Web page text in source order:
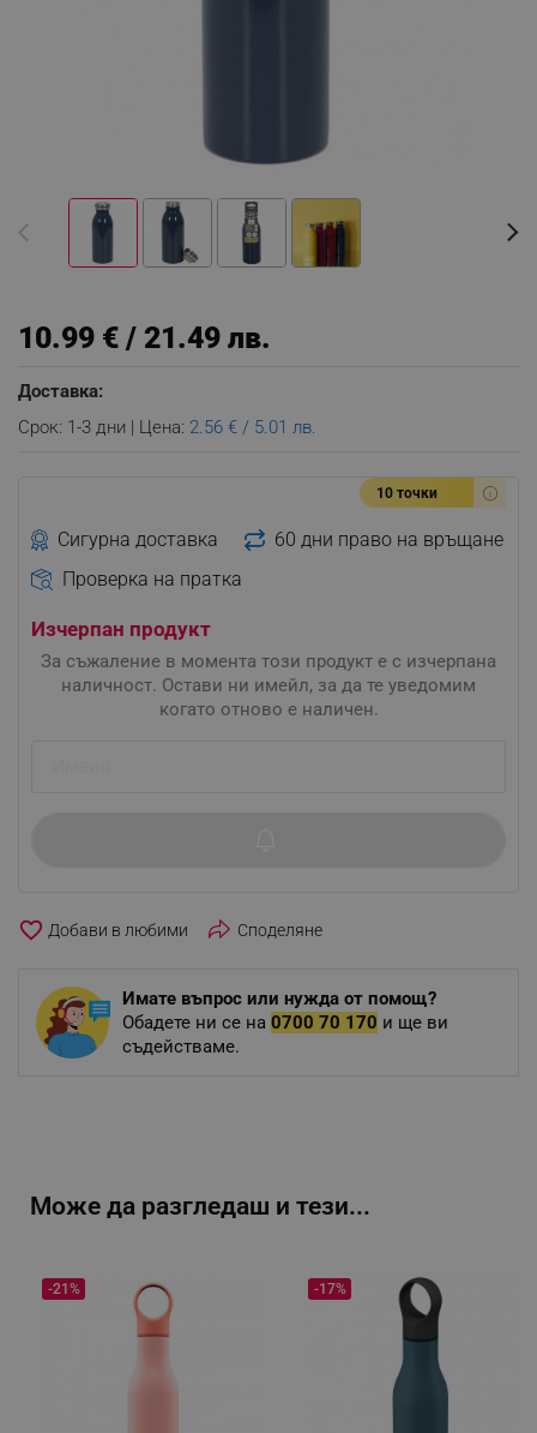
10.99 € / 21.49 лв.
Доставка:
Срок: 1-3 дни | Цена: 2.56 € / 5.01 лв.
10 точки
Сигурна доставка
60 дни право на връщане
Проверка на пратка
Изчерпан продукт
За съжаление в момента този продукт е с изчерпана
наличност. Остави ни имейл, за да те уведомим
когато отново е наличен.
favorite_border Споделяне
Имате въпрос или нужда от помощ?
Обадете ни се на 0700 70 170 и ще ви
съдействаме.
Може да разгледаш и тези...
-21% -17%